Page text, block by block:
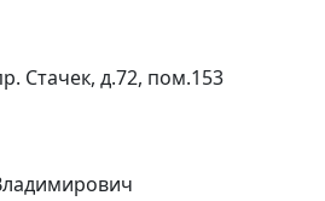
Стачек, д.72, пом.153